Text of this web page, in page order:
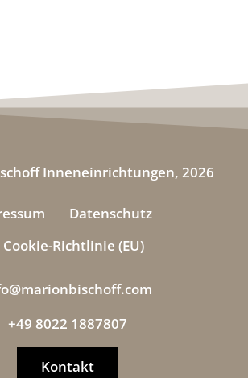
Inneneinrichtungen, 2026
Datenschutz
Cookie-Richtlinie (EU)
+49 8022 1887807
Kontakt